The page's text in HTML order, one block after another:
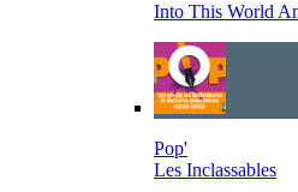
Into This World
Pop'
Les Inclassables